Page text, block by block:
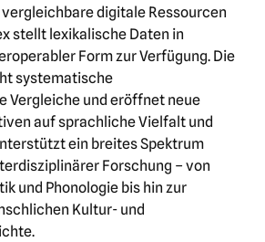
digitale Ressourcen
stellt lexikalische Daten in
Form zur Verfügung. Die
systematische
Vergleiche und eröffnet neue
auf sprachliche Vielfalt und
ein breites Spektrum
Forschung – von
und Phonologie bis hin zur
Kultur- und